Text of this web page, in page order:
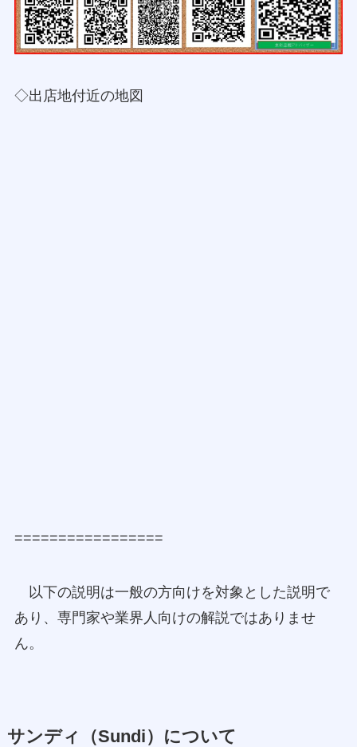
◇出店地付近の地図
=================
以下の説明は一般の方向けを対象とした説明で
あり、専門家や業界人向けの解説ではありませ
ん。
サンディ（Sundi）について